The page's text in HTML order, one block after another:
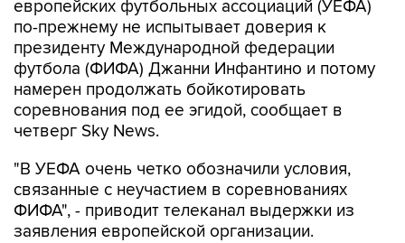
европейских футбольных ассоциаций (УЕФА)
по-прежнему не испытывает доверия к
президенту Международной федерации
футбола (ФИФА) Джанни Инфантино и потому
намерен продолжать бойкотировать
соревнования под ее эгидой, сообщает в
четверг Sky News.
"В УЕФА очень четко обозначили условия,
связанные с неучастием в соревнованиях
ФИФА", - приводит телеканал выдержки из
заявления европейской организации.